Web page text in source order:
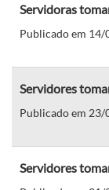
Servidoras
Publicado em
Servidores
Publicado em
Servidores